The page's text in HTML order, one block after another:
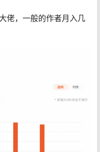
佬，一般的作者月入几